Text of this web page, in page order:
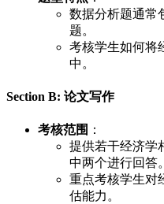
数据分析题通常
题。
考核学生如何将
中。
Section B: 论文写作
考核范围 ：
提供若干经济学
中两个进行回答。
重点考核学生对
估能力。